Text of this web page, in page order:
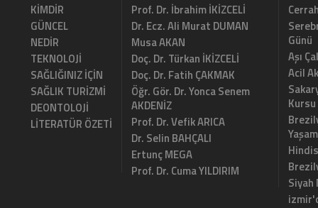
KİMDİR
GÜNCEL
NEDİR
TEKNOLOJİ
SAĞLIĞINIZ İÇİN
SAĞLIK TURİZMİ
DEONTOLOJİ
LİTERATÜR ÖZETİ
Prof. Dr. İbrahim İKİZCELİ
Dr. Ecz. Ali Murat DUMAN
Musa AKAN
Doç. Dr. Türkan İKİZCELİ
Doç. Dr. Fatih ÇAKMAK
Öğr. Gör. Dr. Yonca Senem
AKDENİZ
Prof. Dr. Vefik ARICA
Dr. Selin BAHÇALI
Ertunç MEGA
Prof. Dr. Cuma YILDIRIM
Günü
Aşı
Acil
Kursu
Yaşam